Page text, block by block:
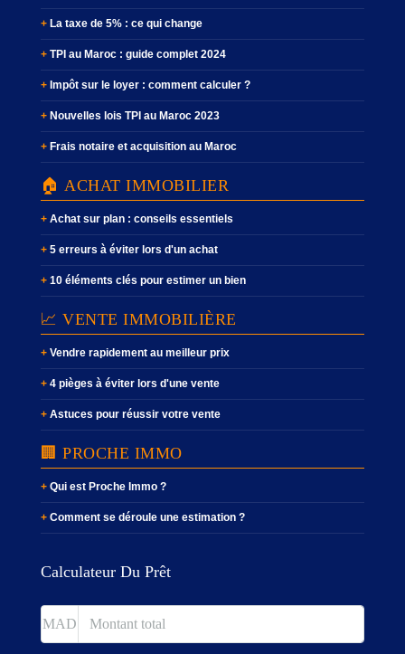
La taxe de 5% : ce qui change
TPI au Maroc : guide complet 2024
Impôt sur le loyer : comment calculer ?
Nouvelles lois TPI au Maroc 2023
Frais notaire et acquisition au Maroc
🏠 ACHAT IMMOBILIER
Achat sur plan : conseils essentiels
5 erreurs à éviter lors d'un achat
10 éléments clés pour estimer un bien
📈 VENTE IMMOBILIÈRE
Vendre rapidement au meilleur prix
4 pièges à éviter lors d'une vente
Astuces pour réussir votre vente
🏢 PROCHE IMMO
Qui est Proche Immo ?
Comment se déroule une estimation ?
Calculateur Du Prêt
MAD